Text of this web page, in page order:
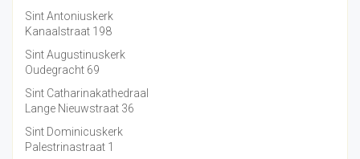
Sint Antoniuskerk
Kanaalstraat 198
Sint Augustinuskerk
Oudegracht 69
Sint Catharinakathedraal
Lange Nieuwstraat 36
Sint Dominicuskerk
Palestrinastraat 1